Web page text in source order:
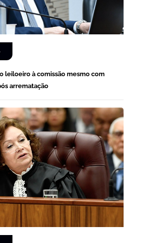
leiloeiro à comissão mesmo com
arrematação